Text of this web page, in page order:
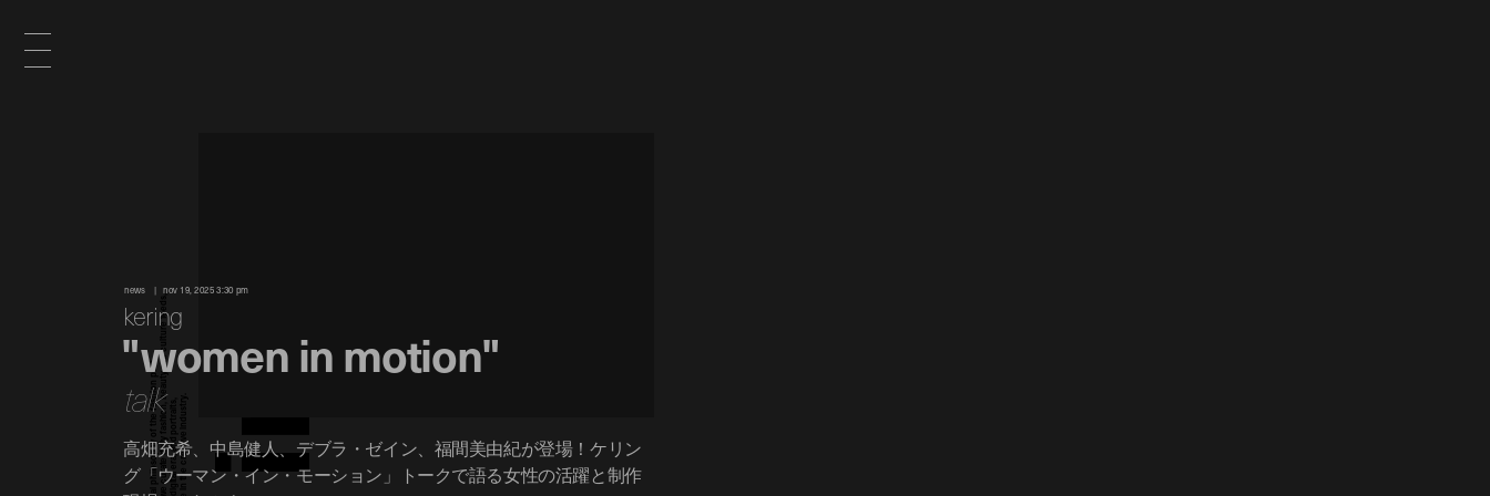
i
n
d
news nov 19, 2025 3:30 pm
kering
"women in motion"
talk
高畑充希、中島健人、デブラ・ゼイン、福間美由紀が登場！ケリン
グ「ウーマン・イン・モーション」トークで語る女性の活躍と制作